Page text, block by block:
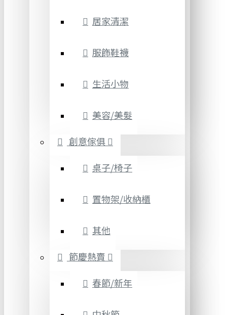
居家清潔
服飾鞋襪
生活小物
美容/美髮
創意傢俱
桌子/椅子
置物架/收納櫃
其他
節慶熱賣
春節/新年